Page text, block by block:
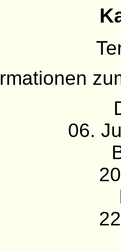
06.